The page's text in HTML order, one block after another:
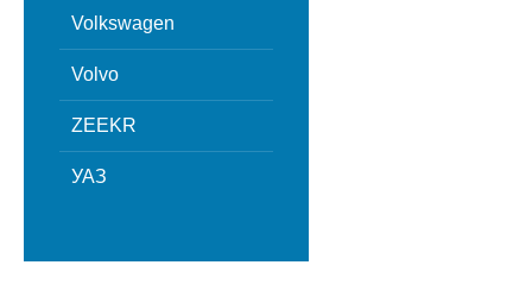
Volkswagen
Volvo
ZEEKR
УАЗ